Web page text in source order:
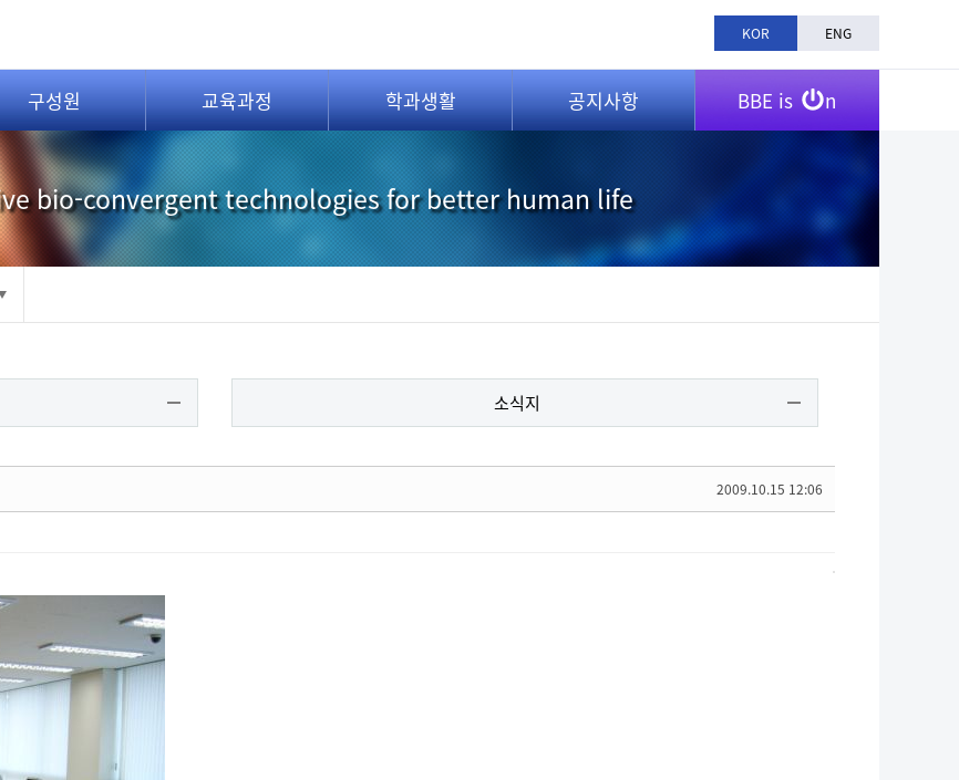
KOR ENG
구성원 교육과정 학과생활 공지사항 BBE is n
bio-convergent technologies for better human life
소식지
2009.10.15 12:06